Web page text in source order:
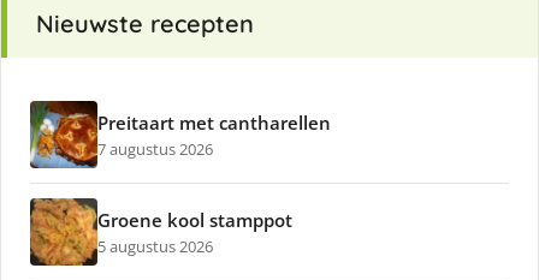
Nieuwste recepten
Preitaart met cantharellen
7 augustus 2026
Groene kool stamppot
5 augustus 2026